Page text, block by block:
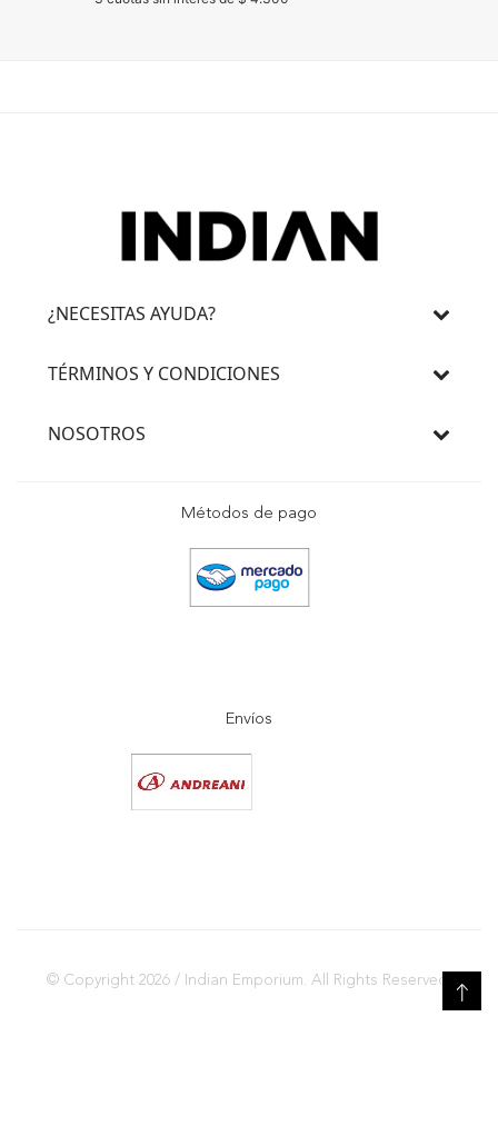
¿NECESITAS AYUDA?
TÉRMINOS Y CONDICIONES
NOSOTROS
Métodos de pago
Envíos
© Copyright 2026 / Indian Emporium. All Rights Reserved.